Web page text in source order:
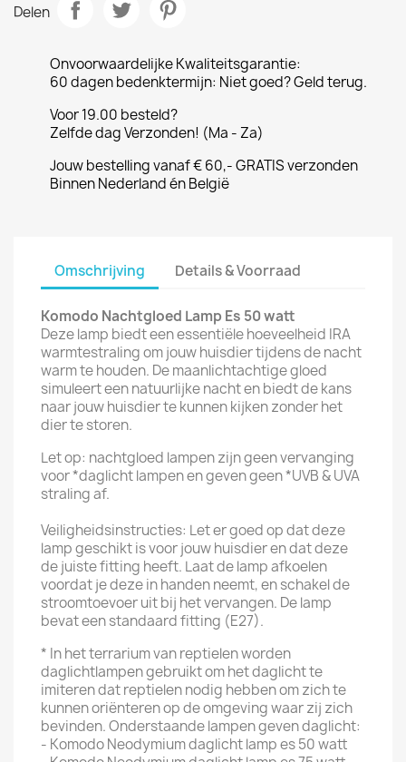
Delen
Onvoorwaardelijke Kwaliteitsgarantie:
60 dagen bedenktermijn: Niet goed? Geld terug.
Voor 19.00 besteld?
Zelfde dag Verzonden! (Ma - Za)
Jouw bestelling vanaf € 60,- GRATIS verzonden
Binnen Nederland én België
Omschrijving Details & Voorraad
Komodo Nachtgloed Lamp Es 50 watt
Deze lamp biedt een essentiële hoeveelheid IRA
warmtestraling om jouw huisdier tijdens de nacht
warm te houden. De maanlichtachtige gloed
simuleert een natuurlijke nacht en biedt de kans
naar jouw huisdier te kunnen kijken zonder het
dier te storen.
Let op: nachtgloed lampen zijn geen vervanging
voor *daglicht lampen en geven geen *UVB & UVA
straling af.
Veiligheidsinstructies: Let er goed op dat deze
lamp geschikt is voor jouw huisdier en dat deze
de juiste fitting heeft. Laat de lamp afkoelen
voordat je deze in handen neemt, en schakel de
stroomtoevoer uit bij het vervangen. De lamp
bevat een standaard fitting (E27).
* In het terrarium van reptielen worden
daglichtlampen gebruikt om het daglicht te
imiteren dat reptielen nodig hebben om zich te
kunnen oriënteren op de omgeving waar zij zich
bevinden. Onderstaande lampen geven daglicht:
- Komodo Neodymium daglicht lamp es 50 watt